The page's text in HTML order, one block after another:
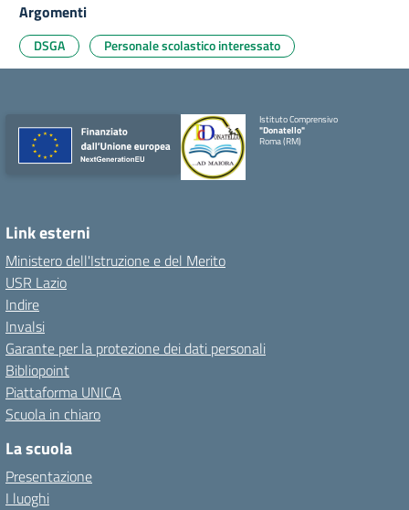
Argomenti
DSGA Personale scolastico interessato
Istituto Comprensivo
"Donatello"
Roma (RM)
Link esterni
Ministero dell'Istruzione e del Merito
USR Lazio
Indire
Invalsi
Garante per la protezione dei dati personali
Bibliopoint
Piattaforma UNICA
Scuola in chiaro
La scuola
Presentazione
I luoghi